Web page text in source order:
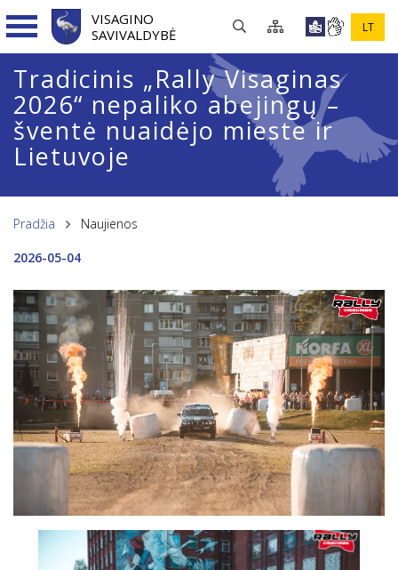
VISAGINO
SAVIVALDYBĖ
LT
Tradicinis „Rally Visaginas
2026“ nepaliko abejingų –
šventė nuaidėjo mieste ir
Lietuvoje
Pradžia
Naujienos
2026-05-04